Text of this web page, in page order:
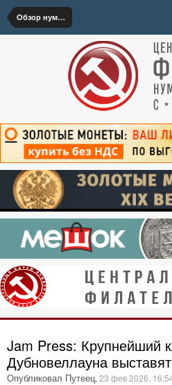
Обзор нумизматических аукционов
Jam Press: Крупнейший
Дубновеллауна
Опубликовал Путеец, 23 фев 2026,